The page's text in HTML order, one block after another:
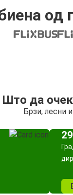
од
Што да
Брзи, лесни
29